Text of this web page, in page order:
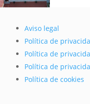
Aviso legal
Política de
Política de
Política de
Política de cookies